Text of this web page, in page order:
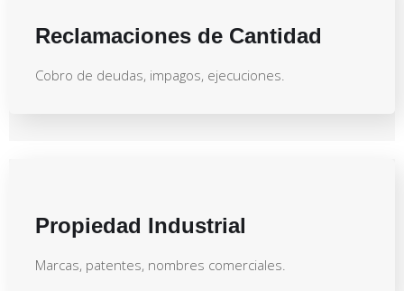
Reclamaciones de Cantidad
Cobro de deudas, impagos, ejecuciones.
Propiedad Industrial
Marcas, patentes, nombres comerciales.